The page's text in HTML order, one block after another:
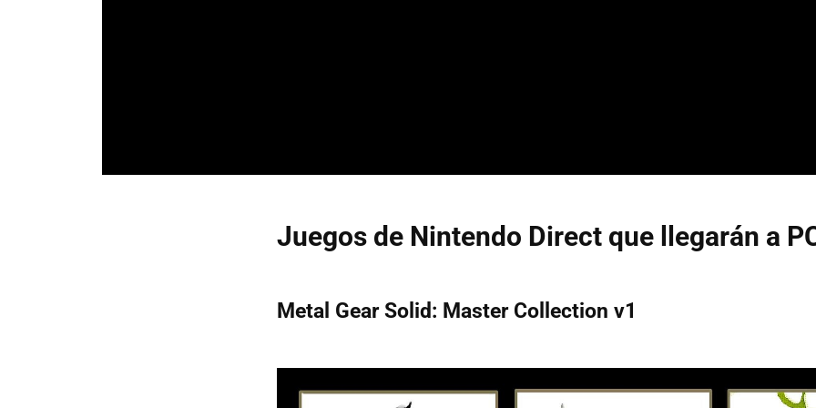
Juegos de Nintendo Direct que llegarán a
Metal Gear Solid: Master Collection v1